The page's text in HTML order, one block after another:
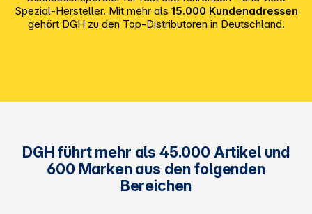
Spezial-Hersteller. Mit mehr als 15.000 Kundenadressen
gehört DGH zu den Top-Distributoren in Deutschland.
DGH führt mehr als 45.000 Artikel und
600 Marken aus den folgenden
Bereichen